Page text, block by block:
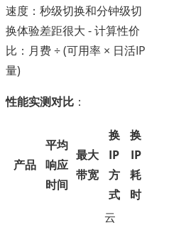
速度：秒级切换和分钟级切
换体验差距很大 - 计算性价
比：月费 ÷ (可用率 × 日活IP
量)
性能实测对比 ：
产品
平均
响应
时间
最大
带宽
换
IP
方
式
换
IP
耗
时
云